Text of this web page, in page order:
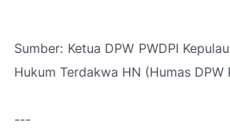
Sumber: Ketua DPW PWDPI
Hukum Terdakwa HN (Humas DPW
---